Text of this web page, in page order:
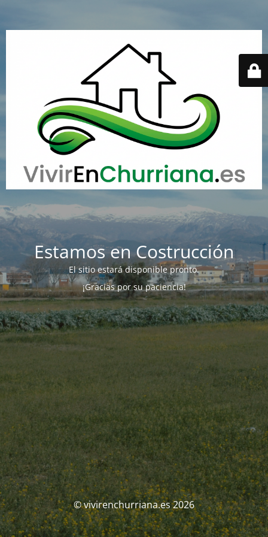
Estamos en Costrucción
El sitio estará disponible pronto.
¡Gracias por su paciencia!
© vivirenchurriana.es 2026